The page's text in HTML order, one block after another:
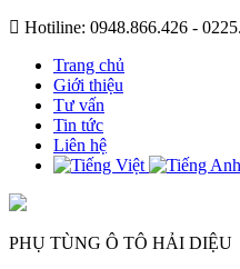
Hotiline: 0948.866.426 -
Trang chủ
Giới thiệu
Tư vấn
Tin tức
Liên hệ
PHỤ TÙNG Ô TÔ HẢI DIỆU